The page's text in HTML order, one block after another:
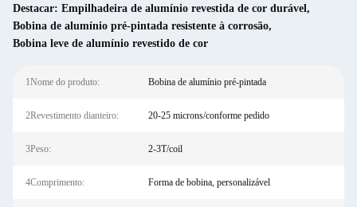
Destacar: Empilhadeira de alumínio revestida de cor durável,
Bobina de alumínio pré-pintada resistente à corrosão,
Bobina leve de alumínio revestido de cor
1Nome do produto: Bobina de alumínio pré-pintada
2Revestimento dianteiro: 20-25 microns/conforme pedido
3Peso: 2-3T/coil
4Comprimento: Forma de bobina, personalizável